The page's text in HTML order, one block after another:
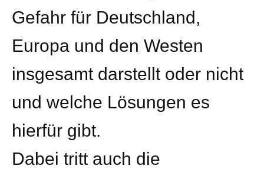
Gefahr für Deutschland,
Europa und den Westen
insgesamt darstellt oder nicht
und welche Lösungen es
hierfür gibt.
Dabei tritt auch die